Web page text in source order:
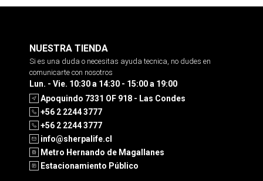
NUESTRA TIENDA
Si es una duda o necesitas ayuda tecnica, no dudes en
comunicarte con nosotros
Lun. - Vie. 10:30 a 14:30 - 15:00 a 19:00
Apoquindo 7331 OF 918 - Las Condes
+56 2 2244 3777
+56 2 2244 3777
info@sherpalife.cl
Metro Hernando de Magallanes
Estacionamiento Público